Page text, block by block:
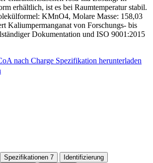
erhältlich, ist es bei Raumtemperatur stabil.
KMnO4, Molare Masse: 158,03
Kaliumpermanganat von Forschungs- bis
Dokumentation und ISO 9001:2015
nach Charge Spezifikation herunterladen
Spezifikationen 7
Identifizierung